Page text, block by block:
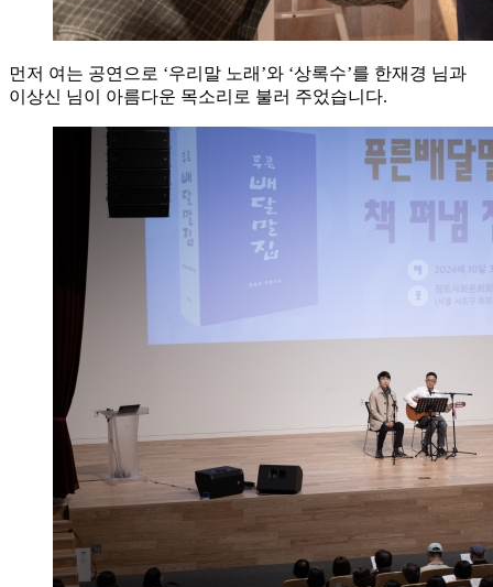
먼저 여는 공연으로 ‘우리말 노래’와 ‘상록수’를 한재경 님과
이상신 님이 아름다운 목소리로 불러 주었습니다.